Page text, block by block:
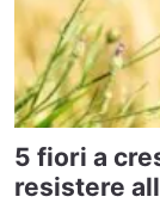
5 fiori a
resistere